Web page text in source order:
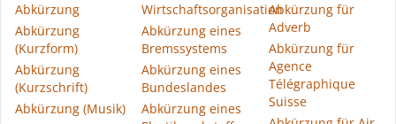
Abkürzung
Abkürzung
(Kurzform)
Abkürzung
(Kurzschrift)
Abkürzung (Musik)
Wirtschaftsorganisation
Abkürzung eines
Bremssystems
Abkürzung eines
Bundeslandes
Abkürzung eines
Abkürzung für
Adverb
Abkürzung für
Agence
Télégraphique
Suisse